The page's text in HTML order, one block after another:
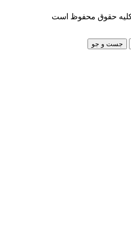
حقوق محفوظ است
جست و جو